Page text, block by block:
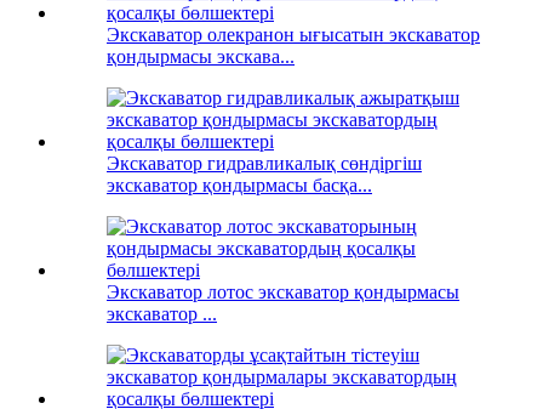
Экскаватор олекранон ығысатын экскаватор
қондырмасы экскава...
Экскаватор гидравликалық сөндіргіш
экскаватор қондырмасы басқа...
Экскаватор лотос экскаватор қондырмасы
экскаватор ...